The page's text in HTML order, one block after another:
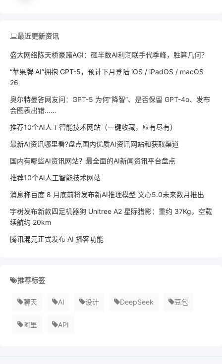
最近更新资讯
盛大网络陈天桥豪赌AGI：砸半数AI利润联手代季峰，胜算几何？
“苹果牌 AI”拥抱 GPT-5，预计下月登陆 iOS / iPadOS / macOS
26
奥尔特曼答网友问：GPT-5 为何“降智”、是否保留 GPT-4o、发布
会图表出错……
推荐10个AI人工智能技术网站（一键收藏，应有尽有）
最新AI资讯哪里看?盘点国内优质AI资讯网站和获取渠道
国内有哪些AI资讯网站？最全面的AI新闻资讯平台盘点
推荐10个AI人工智能技术网站
消息称百度 8 月底前将发布新AI推理模型 文心5.0未来数月推出
宇树发布新款四足机器狗 Unitree A2 星际猎影：重约 37Kg，空载
续航约 20km
腾讯混元正式发布 AI 播客功能
推荐标签
聊天 AI 设计 DeepSeek 豆包
阿里 API